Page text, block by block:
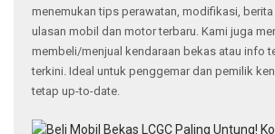
menemukan tips perawatan, modifikasi,
ulasan mobil dan motor terbaru. Kami juga
membeli/menjual kendaraan bekas atau info
terkini. Ideal untuk penggemar dan pemilik
tetap up-to-date.